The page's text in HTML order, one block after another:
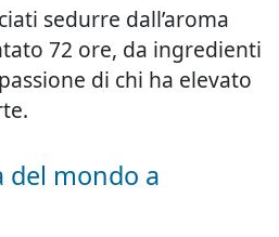
sedurre dall’aroma
72 ore, da ingredienti
di chi ha elevato
del mondo a